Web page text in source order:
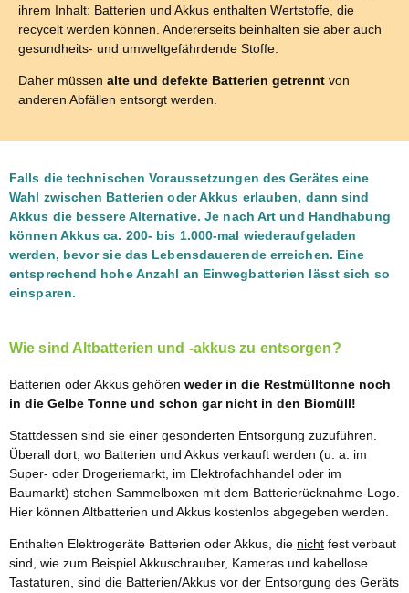
ihrem Inhalt: Batterien und Akkus enthalten Wertstoffe, die
recycelt werden können. Andererseits beinhalten sie aber auch
gesundheits- und umweltgefährdende Stoffe.
Daher müssen alte und defekte Batterien getrennt von
anderen Abfällen entsorgt werden.
Falls die technischen Voraussetzungen des Gerätes eine
Wahl zwischen Batterien oder Akkus erlauben, dann sind
Akkus die bessere Alternative. Je nach Art und Handhabung
können Akkus ca. 200- bis 1.000-mal wiederaufgeladen
werden, bevor sie das Lebensdauerende erreichen. Eine
entsprechend hohe Anzahl an Einwegbatterien lässt sich so
einsparen.
Wie sind Altbatterien und -akkus zu entsorgen?
Batterien oder Akkus gehören weder in die Restmülltonne noch
in die Gelbe Tonne und schon gar nicht in den Biomüll!
Stattdessen sind sie einer gesonderten Entsorgung zuzuführen.
Überall dort, wo Batterien und Akkus verkauft werden (u. a. im
Super- oder Drogeriemarkt, im Elektrofachhandel oder im
Baumarkt) stehen Sammelboxen mit dem Batterierücknahme-Logo.
Hier können Altbatterien und Akkus kostenlos abgegeben werden.
Enthalten Elektrogeräte Batterien oder Akkus, die nicht fest verbaut
sind, wie zum Beispiel Akkuschrauber, Kameras und kabellose
Tastaturen, sind die Batterien/Akkus vor der Entsorgung des Geräts